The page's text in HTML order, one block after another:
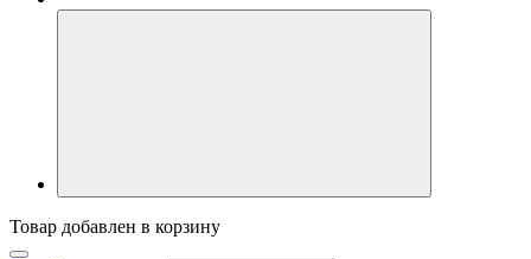
Товар добавлен в корзину